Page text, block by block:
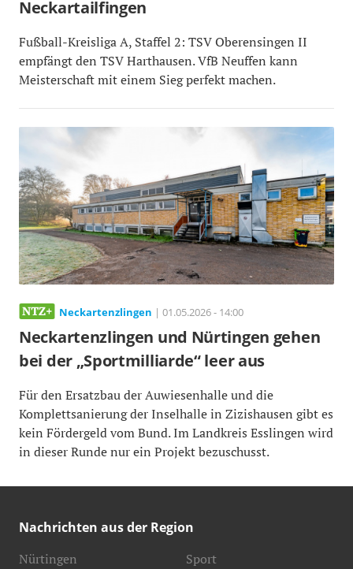
Neckartailfingen
Fußball-Kreisliga A, Staffel 2: TSV Oberensingen II
empfängt den TSV Harthausen. VfB Neuffen kann
Meisterschaft mit einem Sieg perfekt machen.
Neckartenzlingen | 01.05.2026 - 14:00
Neckartenzlingen und Nürtingen gehen
bei der „Sportmilliarde“ leer aus
Für den Ersatzbau der Auwiesenhalle und die
Komplettsanierung der Inselhalle in Zizishausen gibt es
kein Fördergeld vom Bund. Im Landkreis Esslingen wird
in dieser Runde nur ein Projekt bezuschusst.
Nachrichten aus der Region
Nürtingen
Sport